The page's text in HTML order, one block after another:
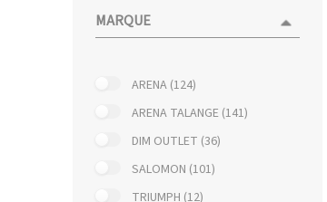
MARQUE
ARENA (124)
ARENA TALANGE (141)
DIM OUTLET (36)
SALOMON (101)
TRIUMPH (12)